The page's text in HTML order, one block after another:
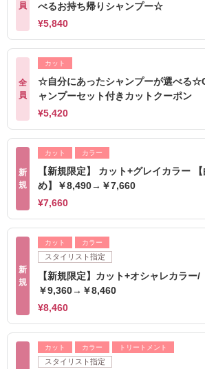
員
べるお持ち帰りシャンプー☆
¥5,840
全
員
カット
☆自分にあったシャンプーが選べる
ャンプーセット付きカットクーポン
¥5,420
新
規
カット カラー
【新規限定】 カット+グレイカラー
め】￥8,490→￥7,660
¥7,660
新
規
カット カラー
スタイリスト指定
【新規限定】カット+オシャレカラー/
￥9,360→￥8,460
¥8,460
カット カラー トリートメント
スタイリスト指定